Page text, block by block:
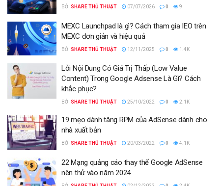
BỞI SHARE THỦ THUẬT 07/07/2026 0 9
MEXC Launchpad là gì? Cách tham gia IEO trên
MEXC đơn giản và hiệu quả
BỞI SHARE THỦ THUẬT 12/11/2025 0 1.4K
Lỗi Nội Dung Có Giá Trị Thấp (Low Value
Content) Trong Google Adsense Là Gì? Cách
khắc phục?
BỞI SHARE THỦ THUẬT 25/10/2022 0 2.1K
19 mẹo dành tăng RPM của AdSense dành cho
nhà xuất bản
BỞI SHARE THỦ THUẬT 20/03/2022 0 4.1K
22 Mạng quảng cáo thay thế Google AdSense
nên thử vào năm 2024